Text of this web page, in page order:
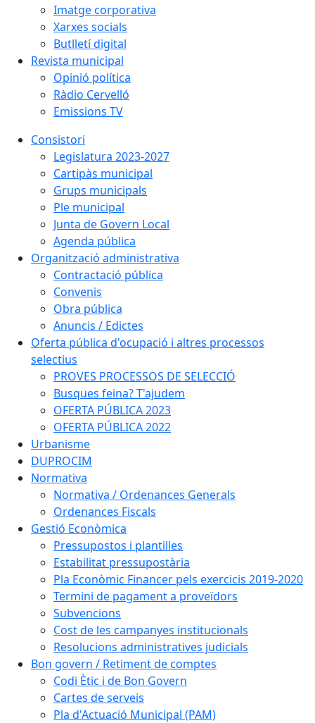
Imatge corporativa
Xarxes socials
Butlletí digital
Revista municipal
Opinió política
Ràdio Cervelló
Emissions TV
Consistori
Legislatura 2023-2027
Cartipàs municipal
Grups municipals
Ple municipal
Junta de Govern Local
Agenda pública
Organització administrativa
Contractació pública
Convenis
Obra pública
Anuncis / Edictes
Oferta pública d'ocupació i altres processos
selectius
PROVES PROCESSOS DE SELECCIÓ
Busques feina? T'ajudem
OFERTA PÚBLICA 2023
OFERTA PÚBLICA 2022
Urbanisme
DUPROCIM
Normativa
Normativa / Ordenances Generals
Ordenances Fiscals
Gestió Econòmica
Pressupostos i plantilles
Estabilitat pressupostària
Pla Econòmic Financer pels exercicis 2019-2020
Termini de pagament a proveïdors
Subvencions
Cost de les campanyes institucionals
Resolucions administratives judicials
Bon govern / Retiment de comptes
Codi Ètic i de Bon Govern
Cartes de serveis
Pla d'Actuació Municipal (PAM)